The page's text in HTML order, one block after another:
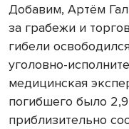
Добавим, Артём
за грабежи и
гибели
уголовно-
медицинская
погибшего было
приблизительно